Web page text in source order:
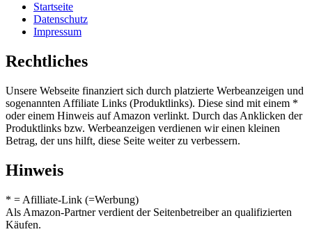
Startseite
Datenschutz
Impressum
Rechtliches
Unsere Webseite finanziert sich durch platzierte Werbeanzeigen und
sogenannten Affiliate Links (Produktlinks). Diese sind mit einem *
oder einem Hinweis auf Amazon verlinkt. Durch das Anklicken der
Produktlinks bzw. Werbeanzeigen verdienen wir einen kleinen
Betrag, der uns hilft, diese Seite weiter zu verbessern.
Hinweis
* = Afilliate-Link (=Werbung)
Als Amazon-Partner verdient der Seitenbetreiber an qualifizierten
Käufen.